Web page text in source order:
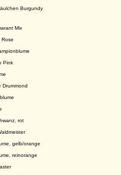
Burgundy
Mix
Rose
Pink
Drummond
rot
gelb/orange
reinorange